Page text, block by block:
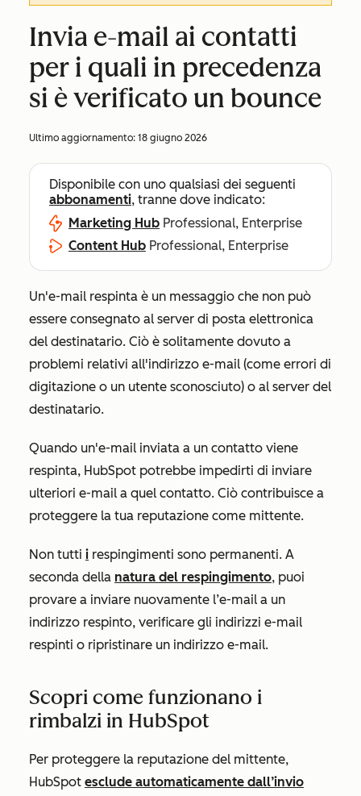
Invia e-mail ai contatti
per i quali in precedenza
si è verificato un bounce
Ultimo aggiornamento: 18 giugno 2026
Disponibile con uno qualsiasi dei seguenti
abbonamenti, tranne dove indicato:
Marketing Hub Professional, Enterprise
Content Hub Professional, Enterprise
Un'e-mail respinta è un messaggio che non può
essere consegnato al server di posta elettronica
del destinatario. Ciò è solitamente dovuto a
problemi relativi all'indirizzo e-mail (come errori di
digitazione o un utente sconosciuto) o al server del
destinatario.
Quando un'e-mail inviata a un contatto viene
respinta, HubSpot potrebbe impedirti di inviare
ulteriori e-mail a quel contatto. Ciò contribuisce a
proteggere la tua reputazione come mittente.
Non tutti i respingimenti sono permanenti. A
seconda della natura del respingimento, puoi
provare a inviare nuovamente l’e-mail a un
indirizzo respinto, verificare gli indirizzi e-mail
respinti o ripristinare un indirizzo e-mail.
Scopri come funzionano i
rimbalzi in HubSpot
Per proteggere la reputazione del mittente,
HubSpot esclude automaticamente dall’invio